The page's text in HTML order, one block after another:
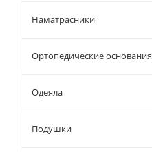
Наматрасники
Ортопедические основания
Одеяла
Подушки